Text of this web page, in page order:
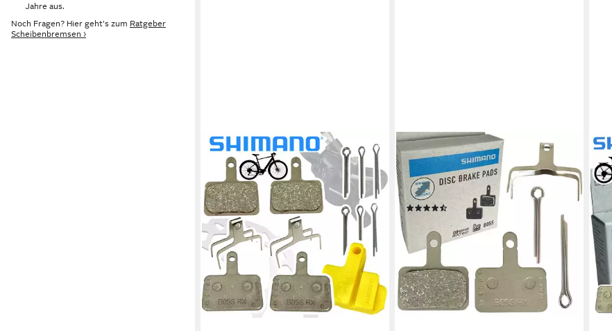
Jahre aus.
Noch Fragen? Hier geht's zum Ratgeber
Scheibenbremsen ›
SHIMANO
Scheibenbremse Shimano B05S
(Nachfolger B01S) Resine Fahrrad
Scheibenbremsbeläge
10,95 €
lieferbar - in 4-5 Werktagen bei dir